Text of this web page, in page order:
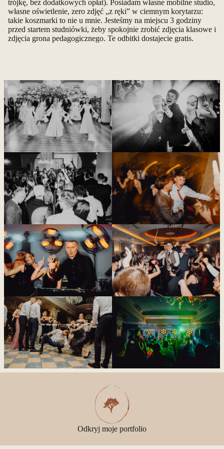
trójkę, bez dodatkowych opłat). Posiadam własne mobilne studio,
własne oświetlenie, zero zdjęć „z ręki” w ciemnym korytarzu:
takie koszmarki to nie u mnie. Jesteśmy na miejscu 3 godziny
przed startem studniówki, żeby spokojnie zrobić zdjęcia klasowe i
zdjęcia grona pedagogicznego. Te odbitki dostajecie gratis.
Odkryj moje portfolio